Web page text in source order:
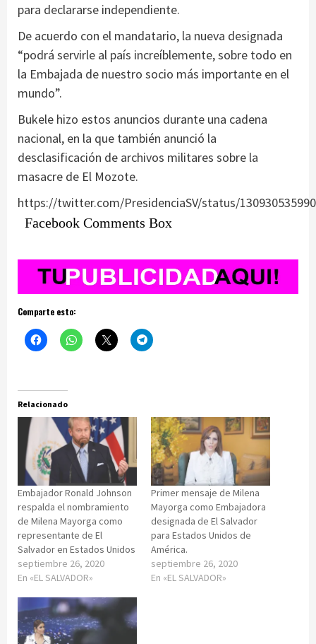
para declararse independiente.
De acuerdo con el mandatario, la nueva designada
“podrá servirle al país increíblemente, sobre todo en
la Embajada de nuestro socio más importante en el
mundo”.
Bukele hizo estos anuncios durante una cadena
nacional, en la que también anunció la
desclasificación de archivos militares sobre la
masacre de El Mozote.
https://twitter.com/PresidenciaSV/status/
Facebook Comments Box
Comparte esto:
Relacionado
Embajador Ronald Johnson
respalda el nombramiento
de Milena Mayorga como
representante de El
Salvador en Estados Unidos
septiembre 26, 2020
En «EL SALVADOR»
Primer mensaje de Milena
Mayorga como Embajadora
designada de El Salvador
para Estados Unidos de
América.
septiembre 26, 2020
En «EL SALVADOR»